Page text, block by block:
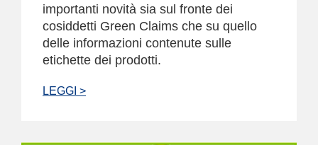
importanti novità sia sul fronte dei
cosiddetti Green Claims che su quello
delle informazioni contenute sulle
etichette dei prodotti.
LEGGI >